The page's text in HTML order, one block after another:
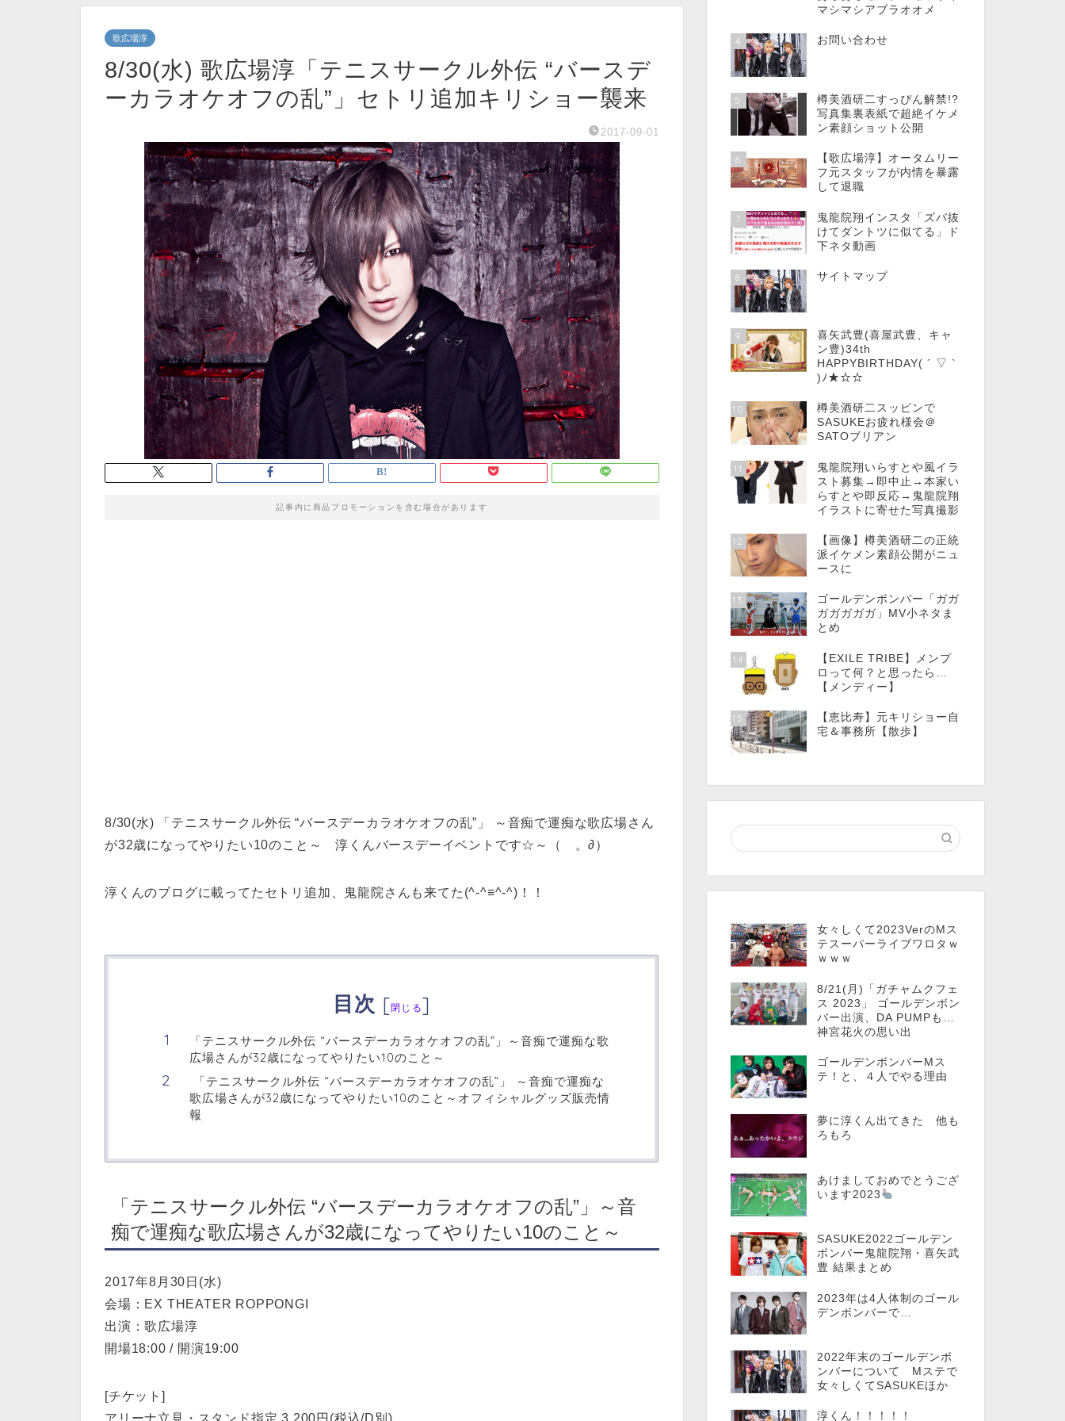
歌広場淳
8/30(水) 歌広場淳「テニスサークル外伝 “バースデ
ーカラオケオフの乱”」セトリ追加キリショー襲来
2017-09-01
記事内に商品プロモーションを含む場合があります
8/30(水) 「テニスサークル外伝 “バースデーカラオケオフの乱”」 ～音痴で運痴な歌広場さん
が32歳になってやりたい10のこと～ 淳くんバースデーイベントです☆～（ゝ。∂）
淳くんのブログに載ってたセトリ追加、鬼龍院さんも来てた(^-^≡^-^)！！
目次 [閉じる]
「テニスサークル外伝 “バースデーカラオケオフの乱”」～音痴で運痴な歌
広場さんが32歳になってやりたい10のこと～
「テニスサークル外伝 “バースデーカラオケオフの乱”」 ～音痴で運痴な
歌広場さんが32歳になってやりたい10のこと～オフィシャルグッズ販売情
報
「テニスサークル外伝 “バースデーカラオケオフの乱”」～音
痴で運痴な歌広場さんが32歳になってやりたい10のこと～
2017年8月30日(水)
会場：EX THEATER ROPPONGI
出演：歌広場淳
開場18:00 / 開演19:00
[チケット]
アリーナ立見・スタンド指定 3,200円(税込/D別)
マシマシアブラオオメ
4 お問い合わせ
5
樽美酒研二すっぴん解禁!?
写真集裏表紙で超絶イケメ
ン素顔ショット公開
6
【歌広場淳】オータムリー
フ元スタッフが内情を暴露
して退職
7
鬼龍院翔インスタ「ズバ抜
けてダントツに似てる」ド
下ネタ動画
8 サイトマップ
9
喜矢武豊(喜屋武豊、キャ
ン豊)34th
HAPPYBIRTHDAY( ´ ▽ `
)ﾉ★☆☆
10
樽美酒研二スッピンで
SASUKEお疲れ様会＠
SATOブリアン
11
鬼龍院翔いらすとや風イラ
スト募集→即中止→本家い
らすとや即反応→鬼龍院翔
イラストに寄せた写真撮影
12
【画像】樽美酒研二の正統
派イケメン素顔公開がニュ
ースに
13
ゴールデンボンバー「ガガ
ガガガガガ」MV小ネタま
とめ
14
【EXILE TRIBE】メンプ
ロって何？と思ったら…
【メンディー】
15
【恵比寿】元キリショー自
宅＆事務所【散歩】
女々しくて2023VerのMス
テスーパーライブワロタｗ
ｗｗｗ
8/21(月)「ガチャムクフェ
ス 2023」 ゴールデンボン
バー出演、DA PUMPも…
神宮花火の思い出
ゴールデンボンバーMス
テ！と、４人でやる理由
夢に淳くん出てきた 他も
ろもろ
あけましておめでとうござ
います2023
SASUKE2022ゴールデン
ボンバー鬼龍院翔・喜矢武
豊 結果まとめ
2023年は4人体制のゴール
デンボンバーで…
2022年末のゴールデンボ
ンバーについて Mステで
女々しくてSASUKEほか
淳くん！！！！！